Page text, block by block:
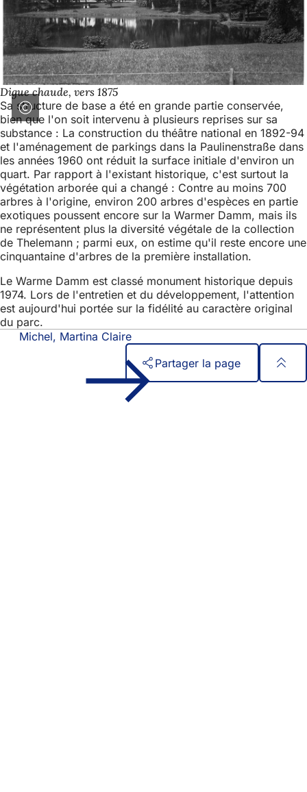
Digue chaude, vers 1875
Sa structure de base a été en grande partie conservée,
bien que l'on soit intervenu à plusieurs reprises sur sa
substance : La construction du théâtre national en 1892-94
et l'aménagement de parkings dans la Paulinenstraße dans
les années 1960 ont réduit la surface initiale d'environ un
quart. Par rapport à l'existant historique, c'est surtout la
végétation arborée qui a changé : Contre au moins 700
arbres à l'origine, environ 200 arbres d'espèces en partie
exotiques poussent encore sur la Warmer Damm, mais ils
ne représentent plus la diversité végétale de la collection
de Thelemann ; parmi eux, on estime qu'il reste encore une
cinquantaine d'arbres de la première installation.
Le Warme Damm est classé monument historique depuis
1974. Lors de l'entretien et du développement, l'attention
est aujourd'hui portée sur la fidélité au caractère original
du parc.
Michel, Martina Claire
Partager la page